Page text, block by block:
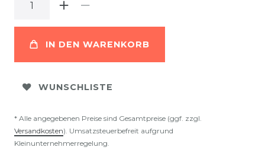
IN DEN WARENKORB
WUNSCHLISTE
* Alle angegebenen Preise sind Gesamtpreise (ggf. zzgl.
Versandkosten). Umsatzsteuerbefreit aufgrund
Kleinunternehmerregelung.